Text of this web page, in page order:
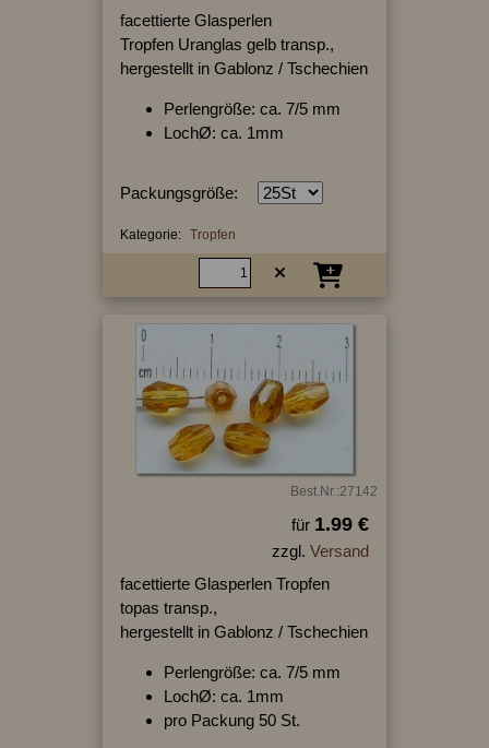
facettierte Glasperlen
Tropfen Uranglas gelb transp.,
hergestellt in Gablonz / Tschechien
Perlengröße: ca. 7/5 mm
LochØ: ca. 1mm
Packungsgröße:
Kategorie: Tropfen
Best.Nr.:27142
für 1.99 €
zzgl. Versand
facettierte Glasperlen Tropfen
topas transp.,
hergestellt in Gablonz / Tschechien
Perlengröße: ca. 7/5 mm
LochØ: ca. 1mm
pro Packung 50 St.